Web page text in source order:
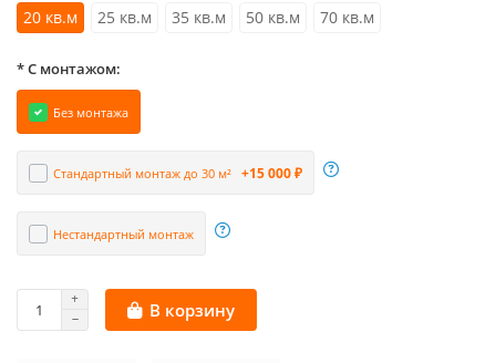
20 кв.м
25 кв.м 35 кв.м 50 кв.м 70 кв.м
* С монтажом:
Без монтажа
Стандартный монтаж до 30 м² +15 000 ₽
Нестандартный монтаж
В корзину